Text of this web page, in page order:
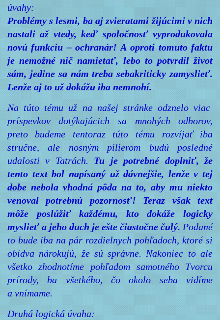
úvahy:
Problémy s lesmi, ba aj zvieratami žijúcimi v nich
nastali až vtedy, keď spoločnosť vyprodukovala
novú funkciu – ochranár! A oproti tomuto faktu
je nemožné nič namietať, lebo to potvrdil život
sám, jedine sa nám treba sebakriticky zamyslieť.
Lenže aj to už dokážu iba nemnohí.
Na túto tému už na našej stránke odznelo viac
príspevkov dotýkajúcich sa mnohých odborov,
preto budeme tentoraz túto tému rozvíjať iba
stručne, ale nosným pilierom budú posledné
udalosti v Tatrách. Tu je potrebné doplniť, že
tento text bol napísaný už dávnejšie, lenže v tej
dobe nebola vhodná pôda na to, aby mu niekto
venoval potrebnú pozornosť!
Teraz však text
môže poslúžiť každému, kto dokáže logicky
myslieť a jeho duch je ešte čiastočne čulý. Podané
to bude iba na pár rozdielnych pohľadoch, ktoré si
obidva nárokujú, že sú správne. Nakoniec to ale
všetko zhodnotíme pohľadom samotného Tvorcu
prírody, ba všetkého, čo okolo seba vidíme
a vnímame.
Druhá logická úvaha: